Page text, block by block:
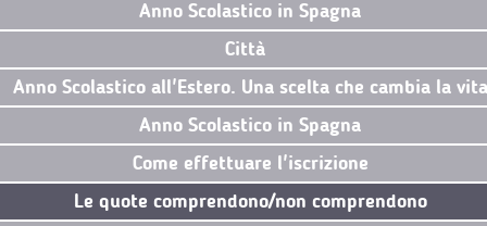
Anno Scolastico in Spagna
Città
Anno Scolastico all'Estero. Una scelta che cambia la vita
Anno Scolastico in Spagna
Come effettuare l'iscrizione
Le quote comprendono/non comprendono